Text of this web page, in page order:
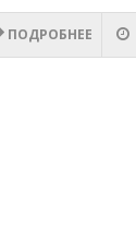
ПОДРОБНЕЕ